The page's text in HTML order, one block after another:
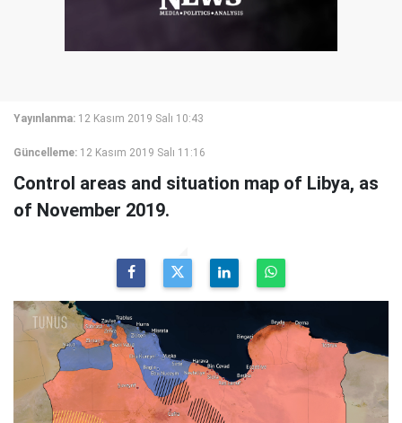
Yayınlanma: 12 Kasım 2019 Salı 10:43
Güncelleme: 12 Kasım 2019 Salı 11:16
Control areas and situation map of Libya, as
of November 2019.